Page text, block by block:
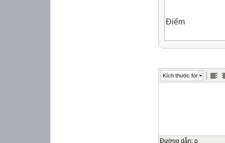
Điểm
Kích thước font
Đường dẫn: p